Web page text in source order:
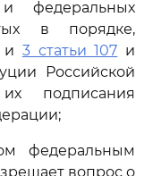
и федеральных
в порядке,
и 3 статьи 107 и
Российской
подписания
федеральным
вопрос о